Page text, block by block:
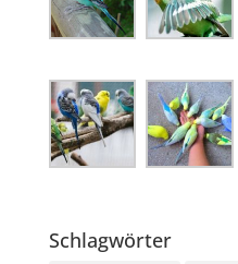
Schlagwörter